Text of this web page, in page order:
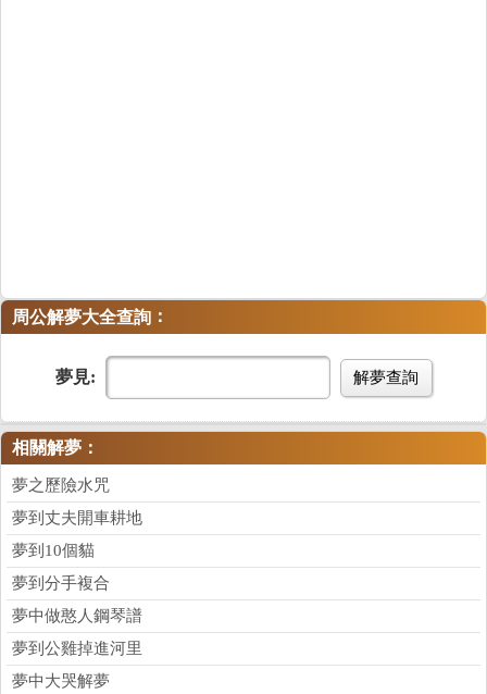
周公解夢大全查詢 ：
夢見: 解夢查詢
相關解夢：
夢之歷險水咒
夢到丈夫開車耕地
夢到10個貓
夢到分手複合
夢中做憨人鋼琴譜
夢到公雞掉進河里
夢中大哭解夢